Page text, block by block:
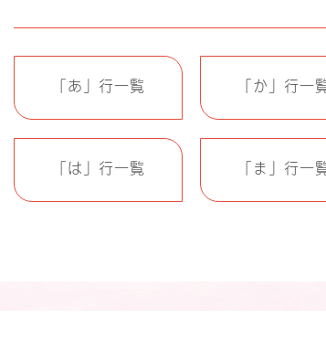
「あ」行一覧 「か」行一
「は」行一覧 「ま」行一